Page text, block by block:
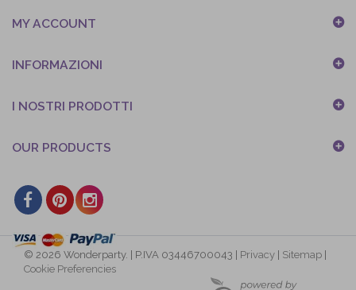
MY ACCOUNT
INFORMAZIONI
I NOSTRI PRODOTTI
OUR PRODUCTS
© 2026 Wonderparty. | P.IVA 03446700043 | Privacy Sitemap
Cookie Preferencies